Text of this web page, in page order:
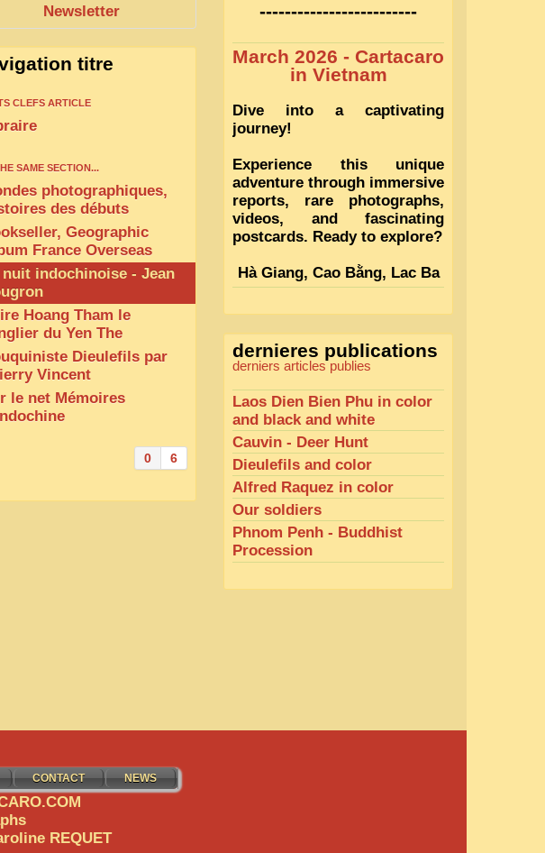
Newsletter
titre
CLEFS ARTICLE
SAME SECTION...
photographiques,
des débuts
Geographic
France Overseas
nuit indochinoise - Jean
Hoang Tham le
du Yen The
Dieulefils par
Vincent
le net Mémoires
0 6
-------------------------
March 2026 - Cartacaro
in Vietnam
Dive into a captivating
journey!
Experience this unique
adventure through immersive
reports, rare photographs,
videos, and fascinating
postcards. Ready to explore?
Hà Giang, Cao Bằng, Lac Ba
Bể, Hanoï, Ninh Bình
dernieres publications
derniers articles publies
Laos Dien Bien Phu in color
and black and white
Cauvin - Deer Hunt
Dieulefils and color
Alfred Raquez in color
Our soldiers
Phnom Penh - Buddhist
Procession
CONTACT NEWS
REQUET